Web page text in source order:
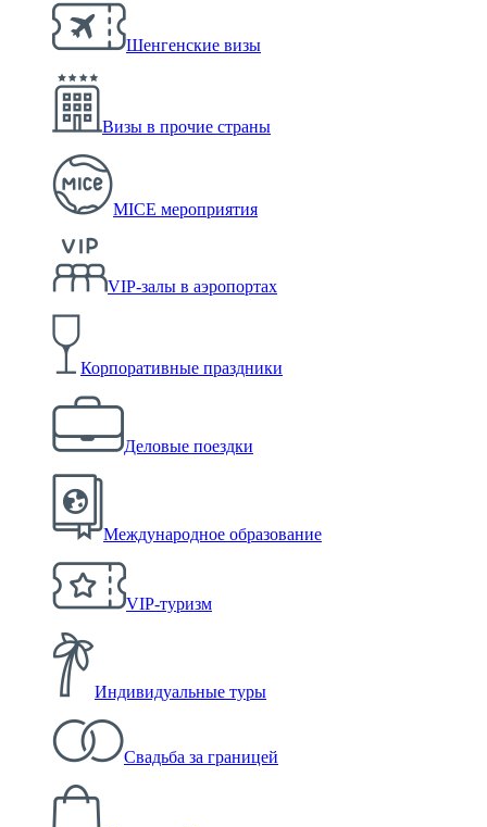
Шенгенские визы
Визы в прочие страны
MICE мероприятия
VIP-залы в аэропортах
Корпоративные праздники
Деловые поездки
Международное образование
VIP-туризм
Индивидуальные туры
Свадьба за границей